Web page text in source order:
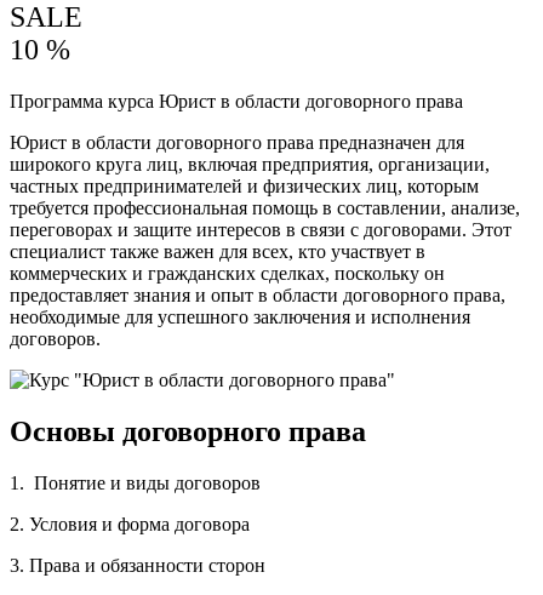
SALE
10 %
Программа курса Юрист в области договорного права
Юрист в области договорного права предназначен для
широкого круга лиц, включая предприятия, организации,
частных предпринимателей и физических лиц, которым
требуется профессиональная помощь в составлении, анализе,
переговорах и защите интересов в связи с договорами. Этот
специалист также важен для всех, кто участвует в
коммерческих и гражданских сделках, поскольку он
предоставляет знания и опыт в области договорного права,
необходимые для успешного заключения и исполнения
договоров.
Основы договорного права
1. Понятие и виды договоров
2. Условия и форма договора
3. Права и обязанности сторон